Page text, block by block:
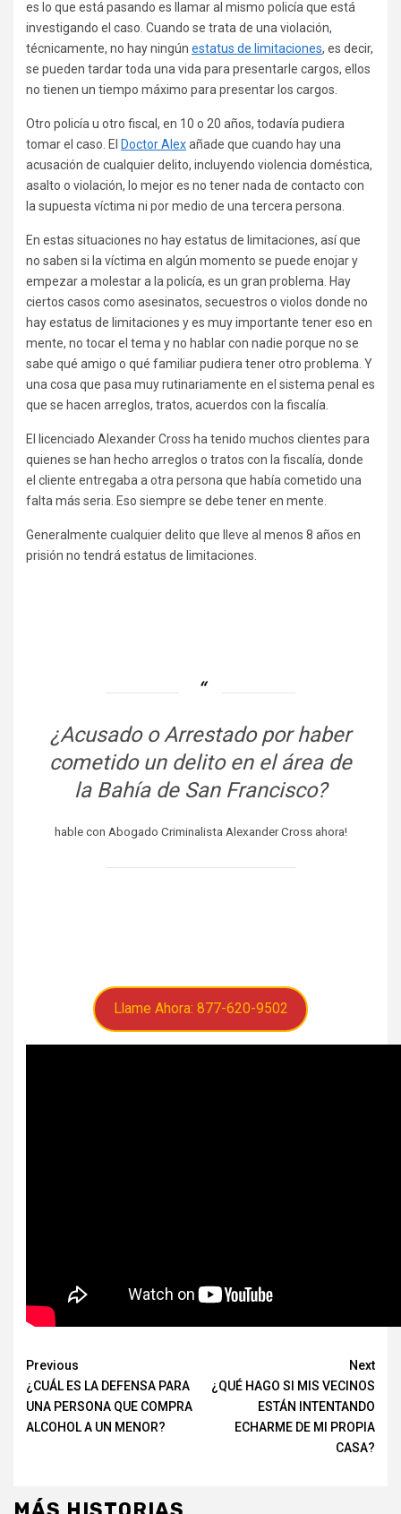
es lo que está pasando es llamar al mismo policía que está
investigando el caso. Cuando se trata de una violación,
técnicamente, no hay ningún estatus de limitaciones, es decir,
se pueden tardar toda una vida para presentarle cargos, ellos
no tienen un tiempo máximo para presentar los cargos.
Otro policía u otro fiscal, en 10 o 20 años, todavía pudiera
tomar el caso. El Doctor Alexañade que cuando hay una
acusación de cualquier delito, incluyendo violencia doméstica,
asalto o violación, lo mejor es no tener nada de contacto con
la supuesta víctima ni por medio de una tercera persona.
En estas situaciones no hay estatus de limitaciones, así que
no saben si la víctima en algún momento se puede enojar y
empezar a molestar a la policía, es un gran problema. Hay
ciertos casos como asesinatos, secuestros o violos donde no
hay estatus de limitaciones y es muy importante tener eso en
mente, no tocar el tema y no hablar con nadie porque no se
sabe qué amigo o qué familiar pudiera tener otro problema. Y
una cosa que pasa muy rutinariamente en el sistema penal es
que se hacen arreglos, tratos, acuerdos con la fiscalía.
El licenciado Alexander Cross ha tenido muchos clientes para
quienes se han hecho arreglos o tratos con la fiscalía, donde
el cliente entregaba a otra persona que había cometido una
falta más seria. Eso siempre se debe tener en mente.
Generalmente cualquier delito que lleve al menos 8 años en
prisión no tendrá estatus de limitaciones.
¿Acusado o Arrestado por haber
cometido un delito en el área de
la Bahía de San Francisco?
hable con Abogado Criminalista Alexander Cross ahora!
Llame Ahora: 877-620-9502
Continue
Reading
Previous
¿CUÁL ES LA DEFENSA PARA
UNA PERSONA QUE COMPRA
ALCOHOL A UN MENOR?
Next
¿QUÉ HAGO SI MIS VECINOS
ESTÁN INTENTANDO
ECHARME DE MI PROPIA
CASA?